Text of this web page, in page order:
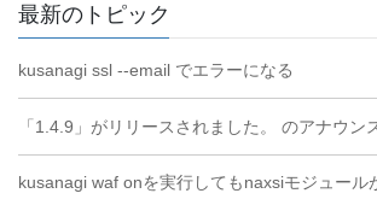
最新のトピック
kusanagi ssl --email でエラーになる
「1.4.9」がリリースされました。 のアナウン
kusanagi waf onを実行してもnaxsiモジュール